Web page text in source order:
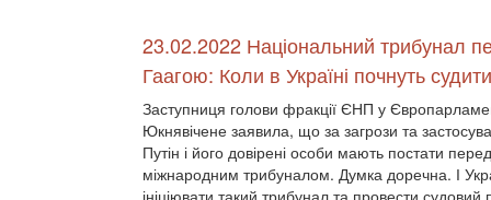
23.02.2022 Національний трибунал
Гаагою: Коли в Україні почнуть
Заступниця голови фракції ЄНП у
Юкнявічене заявила, що за загрози та
Путін і його довірені особи мають постати перед
міжнародним трибуналом. Думка доречна. І
ініціювати такий трибунал та провести судовий